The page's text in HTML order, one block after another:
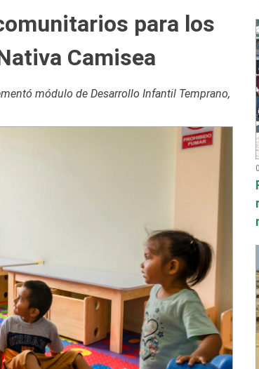
para los
Camisea
módulo de Desarrollo Infantil Temprano,